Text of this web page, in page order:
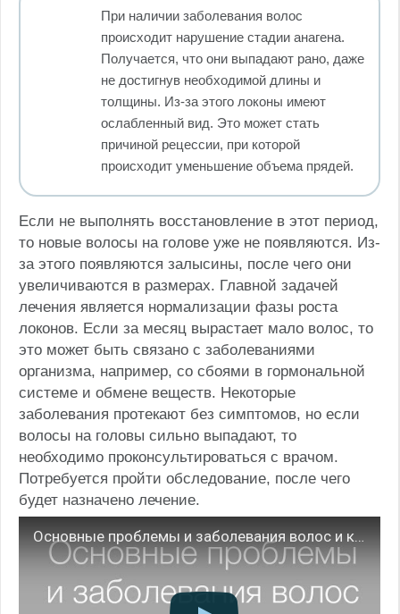
При наличии заболевания волос
происходит нарушение стадии анагена.
Получается, что они выпадают рано, даже
не достигнув необходимой длины и
толщины. Из-за этого локоны имеют
ослабленный вид. Это может стать
причиной рецессии, при которой
происходит уменьшение объема прядей.
Если не выполнять восстановление в этот период,
то новые волосы на голове уже не появляются. Из-
за этого появляются залысины, после чего они
увеличиваются в размерах. Главной задачей
лечения является нормализации фазы роста
локонов. Если за месяц вырастает мало волос, то
это может быть связано с заболеваниями
организма, например, со сбоями в гормональной
системе и обмене веществ. Некоторые
заболевания протекают без симптомов, но если
волосы на головы сильно выпадают, то
необходимо проконсультироваться с врачом.
Потребуется пройти обследование, после чего
будет назначено лечение.
Основные проблемы и заболевания волос и кожи головы Вводное видео